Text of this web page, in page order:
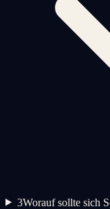
3Worauf sollte sich